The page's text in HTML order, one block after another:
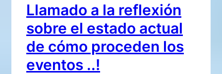
aquello
que
en
su
tiempo
Llamado a la reflexión
sobre el estado actual
de cómo proceden los
eventos ..!